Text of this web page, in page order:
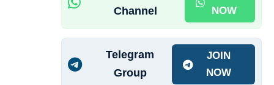
Channel
NOW
Telegram
Group
JOIN
NOW